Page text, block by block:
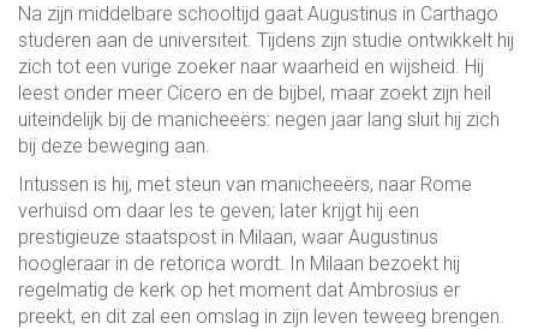
Na zijn middelbare schooltijd gaat Augustinus in Carthago
studeren aan de universiteit. Tijdens zijn studie ontwikkelt hij
zich tot een vurige zoeker naar waarheid en wijsheid. Hij
leest onder meer Cicero en de bijbel, maar zoekt zijn heil
uiteindelijk bij de manicheeërs: negen jaar lang sluit hij zich
bij deze beweging aan.
Intussen is hij, met steun van manicheeërs, naar Rome
verhuisd om daar les te geven; later krijgt hij een
prestigieuze staatspost in Milaan, waar Augustinus
hoogleraar in de retorica wordt. In Milaan bezoekt hij
regelmatig de kerk op het moment dat Ambrosius er
preekt, en dit zal een omslag in zijn leven teweeg brengen.